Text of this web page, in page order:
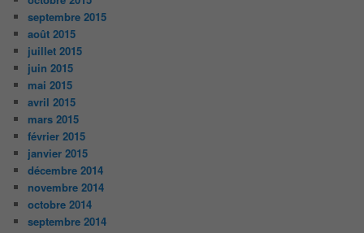
septembre 2015
août 2015
juillet 2015
juin 2015
mai 2015
avril 2015
mars 2015
février 2015
janvier 2015
décembre 2014
novembre 2014
octobre 2014
septembre 2014